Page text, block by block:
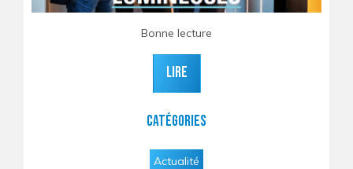
Bonne lecture
Lire
Catégories
Actualité